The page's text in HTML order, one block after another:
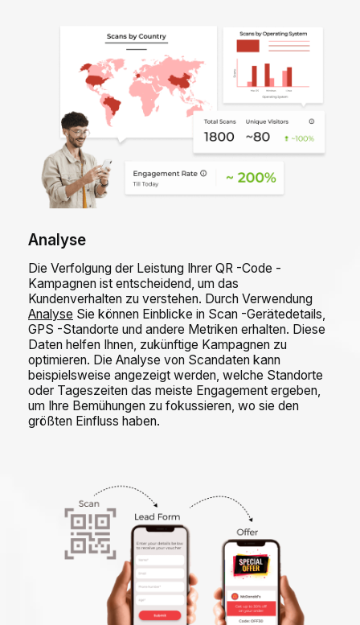
Analyse
Die Verfolgung der Leistung Ihrer QR -Code -
Kampagnen ist entscheidend, um das
Kundenverhalten zu verstehen. Durch Verwendung
Analyse Sie können Einblicke in Scan -Gerätedetails,
GPS -Standorte und andere Metriken erhalten. Diese
Daten helfen Ihnen, zukünftige Kampagnen zu
optimieren. Die Analyse von Scandaten kann
beispielsweise angezeigt werden, welche Standorte
oder Tageszeiten das meiste Engagement ergeben,
um Ihre Bemühungen zu fokussieren, wo sie den
größten Einfluss haben.